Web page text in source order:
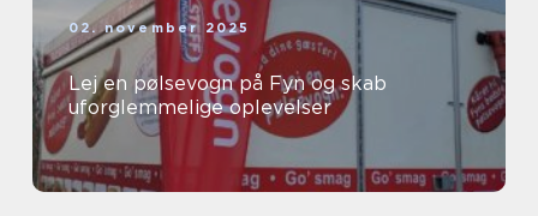
02. november 2025
Lej en pølsevogn på Fyn og skab
uforglemmelige oplevelser